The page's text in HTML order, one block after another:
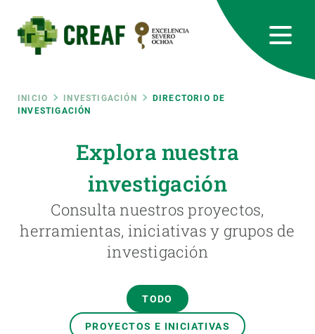
contenido
principal
Ruta
navegación
INICIO INVESTIGACIÓN
DIRECTORIO DE
INVESTIGACIÓN
Explora nuestra
investigación
Consulta nuestros proyectos,
herramientas, iniciativas y grupos de
investigación
TODO
PROYECTOS E INICIATIVAS
RRSS
Featured
responsive
Responsive
SOBRE NOSOTROS
ÚNETE A NOSOTROS